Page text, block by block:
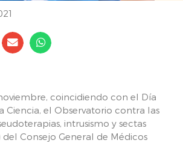
coincidiendo con el Día
Ciencia, el Observatorio contra las
intrusismo y sectas
del Consejo General de Médicos